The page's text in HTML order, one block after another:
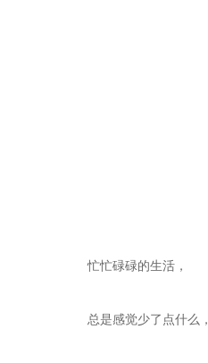
忙忙碌碌的生活，
总是感觉少了点什么，